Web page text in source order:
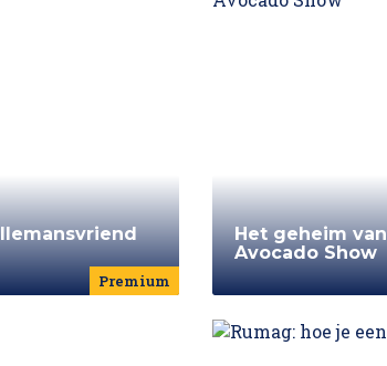
Premium
Het geheim
Avocado Show